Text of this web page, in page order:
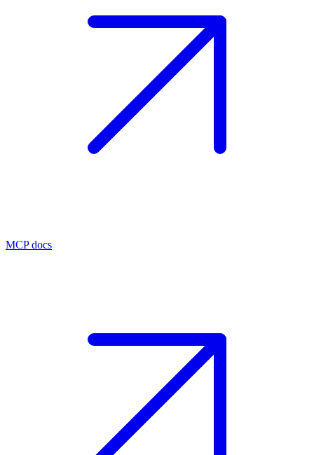
MCP docs